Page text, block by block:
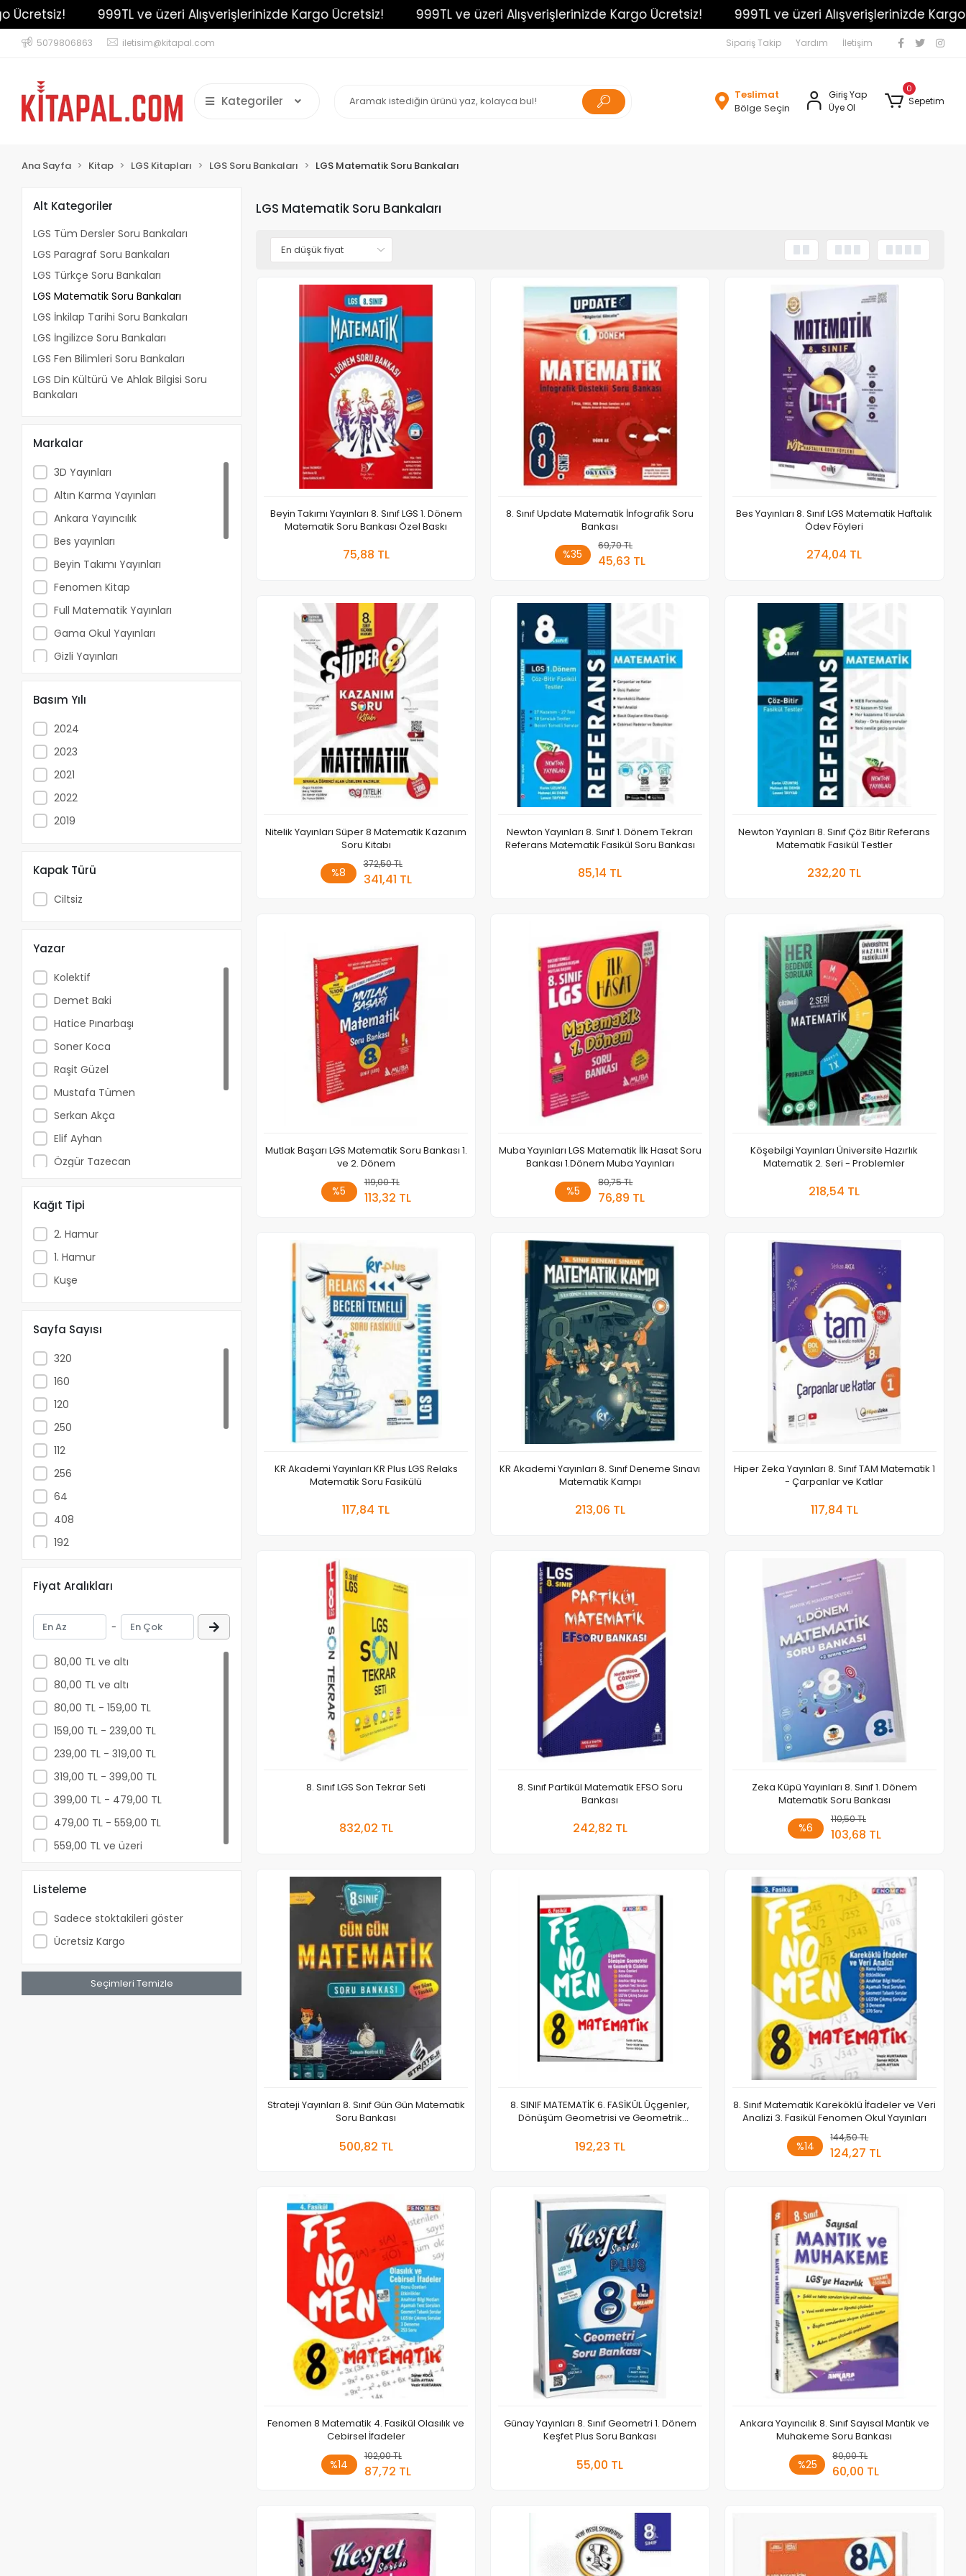
999TL ve üzeri Alışverişlerinizde Kargo Ücretsiz! 999TL ve üzeri Alışverişlerinizde Kargo Ücretsiz! 999TL ve üzeri Alışverişlerinizde Kargo Ücretsiz!
5079806863 iletisim@kitapal.com Sipariş Takip Yardım İletişim
Kategoriler
Teslimat
Bölge Seçin
Giriş Yap
Üye Ol
0
Sepetim
Ana Sayfa Kitap LGS Kitapları LGS Soru Bankaları LGS Matematik Soru Bankaları
Alt Kategoriler
LGS Tüm Dersler Soru Bankaları
LGS Paragraf Soru Bankaları
LGS Türkçe Soru Bankaları
LGS Matematik Soru Bankaları
LGS İnkilap Tarihi Soru Bankaları
LGS İngilizce Soru Bankaları
LGS Fen Bilimleri Soru Bankaları
LGS Din Kültürü Ve Ahlak Bilgisi Soru
Bankaları
Markalar
3D Yayınları
Altın Karma Yayınları
Ankara Yayıncılık
Bes yayınları
Beyin Takımı Yayınları
Fenomen Kitap
Full Matematik Yayınları
Gama Okul Yayınları
Gizli Yayınları
Hiper Zeka Yayınları
Hız Yayınları
KöşeBilgi Yayınları
KR Akademi Yayınları
Metin Yayınları
Mozaik Yayınları
Newton Yayınları
Zeka Küpü Yayınları
Basım Yılı
2024
2023
2021
2022
2019
Kapak Türü
Ciltsiz
Yazar
Kolektif
Demet Baki
Hatice Pınarbaşı
Soner Koca
Raşit Güzel
Mustafa Tümen
Serkan Akça
Elif Ayhan
Özgür Tazecan
Recep Erkek
Seda Yıldırım
Serdar İzmirli
Ahmet Özdemir
Kağıt Tipi
2. Hamur
1. Hamur
Kuşe
Sayfa Sayısı
320
160
120
250
112
256
64
408
192
304
159
80
240
448
336
152
272
416
104
552
Fiyat Aralıkları
-
80,00 TL ve altı
80,00 TL ve altı
80,00 TL - 159,00 TL
159,00 TL - 239,00 TL
239,00 TL - 319,00 TL
319,00 TL - 399,00 TL
399,00 TL - 479,00 TL
479,00 TL - 559,00 TL
559,00 TL ve üzeri
Listeleme
Sadece stoktakileri göster
Ücretsiz Kargo
Seçimleri Temizle
LGS Matematik Soru Bankaları
Beyin Takımı Yayınları 8. Sınıf LGS 1. Dönem
Matematik Soru Bankası Özel Baskı
75,88 TL
8. Sınıf Update Matematik İnfografik Soru
Bankası
%35
69,70 TL
45,63 TL
Sepete Ekle
Bes Yayınları 8. Sınıf LGS Matematik Haftalık
Ödev Föyleri
274,04 TL
Nitelik Yayınları Süper 8 Matematik Kazanım
Soru Kitabı
%8
372,50 TL
341,41 TL
Sepete Ekle
Newton Yayınları 8. Sınıf 1. Dönem Tekrarı
Referans Matematik Fasikül Soru Bankası
85,14 TL
Newton Yayınları 8. Sınıf Çöz Bitir Referans
Matematik Fasikül Testler
232,20 TL
Mutlak Başarı LGS Matematik Soru Bankası 1.
ve 2. Dönem
%5
119,00 TL
113,32 TL
Sepete Ekle
Muba Yayınları LGS Matematik İlk Hasat Soru
Bankası 1.Dönem Muba Yayınları
%5
80,75 TL
76,89 TL
Sepete Ekle
Köşebilgi Yayınları Üniversite Hazırlık
Matematik 2. Seri - Problemler
218,54 TL
KR Akademi Yayınları KR Plus LGS Relaks
Matematik Soru Fasikülü
117,84 TL
KR Akademi Yayınları 8. Sınıf Deneme Sınavı
Matematik Kampı
213,06 TL
Hiper Zeka Yayınları 8. Sınıf TAM Matematik 1
- Çarpanlar ve Katlar
117,84 TL
8. Sınıf LGS Son Tekrar Seti
832,02 TL
8. Sınıf Partikül Matematik EFSO Soru
Bankası
242,82 TL
Zeka Küpü Yayınları 8. Sınıf 1. Dönem
Matematik Soru Bankası
%6
110,50 TL
103,68 TL
Sepete Ekle
Strateji Yayınları 8. Sınıf Gün Gün Matematik
Soru Bankası
500,82 TL
8. SINIF MATEMATİK 6. FASİKÜL Üçgenler,
Dönüşüm Geometrisi ve Geometrik
192,23 TL
8. Sınıf Matematik Kareköklü İfadeler ve Veri
Analizi 3. Fasikül Fenomen Okul Yayınları
%14
144,50 TL
124,27 TL
Sepete Ekle
Fenomen 8 Matematik 4. Fasikül Olasılık ve
Cebirsel İfadeler
%14
102,00 TL
87,72 TL
Sepete Ekle
Günay Yayınları 8. Sınıf Geometri 1. Dönem
Keşfet Plus Soru Bankası
55,00 TL
Ankara Yayıncılık 8. Sınıf Sayısal Mantık ve
Muhakeme Soru Bankası
%25
80,00 TL
60,00 TL
Sepete Ekle